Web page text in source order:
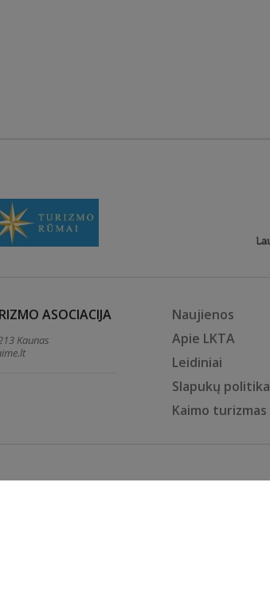
ASOCIACIJA
Kaunas
Naujienos
Apie LKTA
Leidiniai
Slapukų politika
Kaimo turizmas